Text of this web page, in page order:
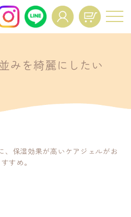
Voice
Interview
Mypage Operation
Manual
みを綺麗にしたい
、保湿効果が高いケアジェルがお
すすめ。